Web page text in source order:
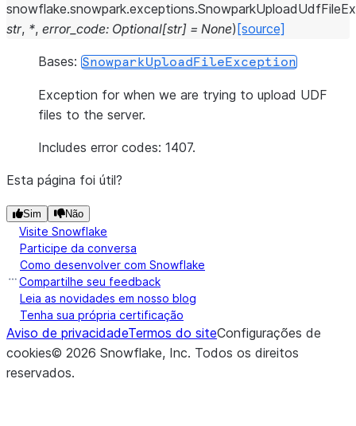
snowflake.snowpark.exceptions.
str, *, error_code: Optional[str] = None) [source]
Bases: SnowparkUploadFileException
Exception for when we are trying to upload UDF
files to the server.
Includes error codes: 1407.
Esta página foi útil?
Sim Não
Visite Snowflake
Participe da conversa
Como desenvolver com Snowflake
Compartilhe seu feedback
Leia as novidades em nosso blog
Tenha sua própria certificação
Aviso de privacidadeTermos do siteConfigurações de
cookies© 2026 Snowflake, Inc. Todos os direitos
reservados.